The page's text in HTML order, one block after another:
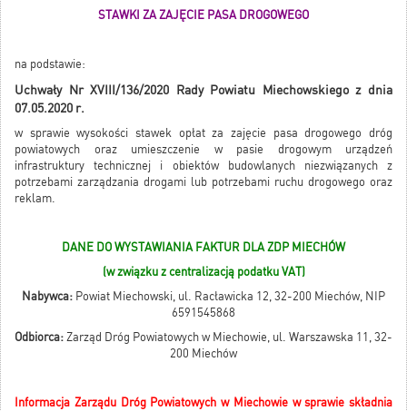
STAWKI ZA ZAJĘCIE PASA DROGOWEGO
na podstawie:
Uchwały Nr XVIII/136/2020 Rady Powiatu Miechowskiego z dnia
07.05.2020 r.
w sprawie wysokości stawek opłat za zajęcie pasa drogowego dróg
powiatowych oraz umieszczenie w pasie drogowym urządzeń
infrastruktury technicznej i obiektów budowlanych niezwiązanych z
potrzebami zarządzania drogami lub potrzebami ruchu drogowego oraz
reklam.
DANE DO WYSTAWIANIA FAKTUR DLA ZDP MIECHÓW
(w związku z centralizacją podatku VAT)
Nabywca: Powiat Miechowski, ul. Racławicka 12, 32-200 Miechów, NIP
6591545868
Odbiorca: Zarząd Dróg Powiatowych w Miechowie, ul. Warszawska 11, 32-
200 Miechów
Informacja Zarządu Dróg Powiatowych w Miechowie w sprawie składnia